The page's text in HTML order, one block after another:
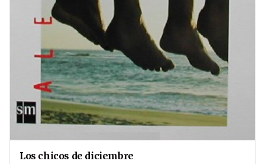
Los chicos de diciembre